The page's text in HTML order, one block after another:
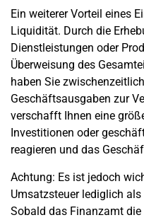
Ein weiterer Vorteil eines
Liquidität. Durch die
Dienstleistungen oder
Überweisung des
haben Sie
Geschäftsausgaben zur
verschafft Ihnen eine
Investitionen oder
reagieren und das
Achtung: Es ist jedoch
Umsatzsteuer lediglich
Sobald das Finanzamt